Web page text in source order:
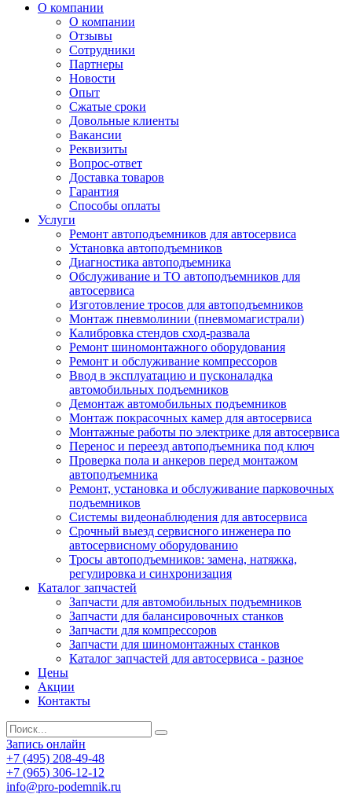
О компании
О компании
Отзывы
Сотрудники
Партнеры
Новости
Опыт
Сжатые сроки
Довольные клиенты
Вакансии
Реквизиты
Вопрос-ответ
Доставка товаров
Гарантия
Способы оплаты
Услуги
Ремонт автоподъемников для автосервиса
Установка автоподъемников
Диагностика автоподъемника
Обслуживание и ТО автоподъемников для
автосервиса
Изготовление тросов для автоподъемников
Монтаж пневмолинии (пневмомагистрали)
Калибровка стендов сход-развала
Ремонт шиномонтажного оборудования
Ремонт и обслуживание компрессоров
Ввод в эксплуатацию и пусконаладка
автомобильных подъемников
Демонтаж автомобильных подъемников
Монтаж покрасочных камер для автосервиса
Монтажные работы по электрике для автосервиса
Перенос и переезд автоподъемника под ключ
Проверка пола и анкеров перед монтажом
автоподъемника
Ремонт, установка и обслуживание парковочных
подъемников
Системы видеонаблюдения для автосервиса
Срочный выезд сервисного инженера по
автосервисному оборудованию
Тросы автоподъемников: замена, натяжка,
регулировка и синхронизация
Каталог запчастей
Запчасти для автомобильных подъемников
Запчасти для балансировочных станков
Запчасти для компрессоров
Запчасти для шиномонтажных станков
Каталог запчастей для автосервиса - разное
Цены
Акции
Контакты
Запись онлайн
+7 (495) 208-49-48
+7 (965) 306-12-12
info@pro-podemnik.ru